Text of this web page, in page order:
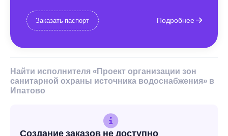
Заказать паспорт Подробнее
Найти исполнителя «Проект организации зон
санитарной охраны источника водоснабжения» в
Ипатово
Создание заказов не доступно